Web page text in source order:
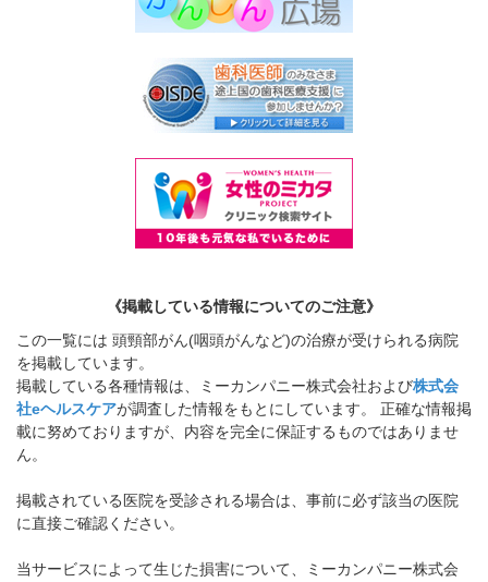
《掲載している情報についてのご注意》
この一覧には 頭頸部がん(咽頭がんなど)の治療が受けられる病院
を掲載しています。
掲載している各種情報は、ミーカンパニー株式会社および株式会
社eヘルスケアが調査した情報をもとにしています。 正確な情報掲
載に努めておりますが、内容を完全に保証するものではありませ
ん。
掲載されている医院を受診される場合は、事前に必ず該当の医院
に直接ご確認ください。
当サービスによって生じた損害について、ミーカンパニー株式会